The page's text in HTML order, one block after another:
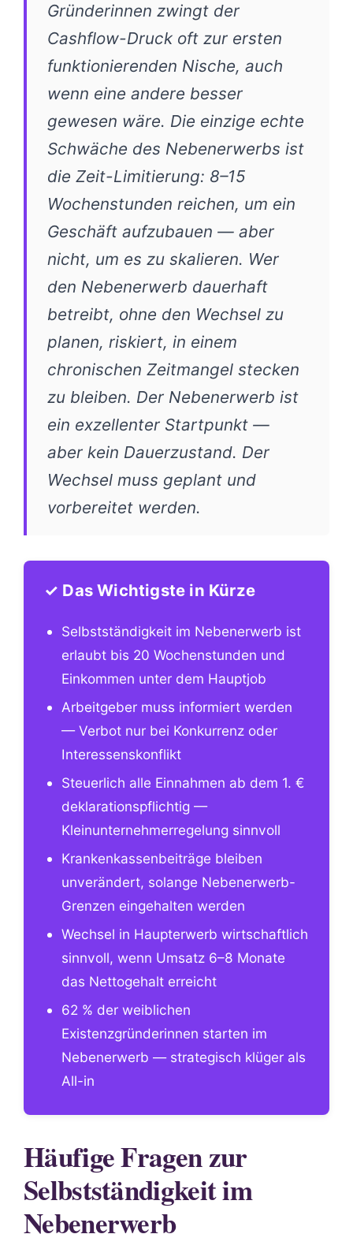
Gründerinnen zwingt der
Cashflow-Druck oft zur ersten
funktionierenden Nische, auch
wenn eine andere besser
gewesen wäre. Die einzige echte
Schwäche des Nebenerwerbs ist
die Zeit-Limitierung: 8–15
Wochenstunden reichen, um ein
Geschäft aufzubauen — aber
nicht, um es zu skalieren. Wer
den Nebenerwerb dauerhaft
betreibt, ohne den Wechsel zu
planen, riskiert, in einem
chronischen Zeitmangel stecken
zu bleiben. Der Nebenerwerb ist
ein exzellenter Startpunkt —
aber kein Dauerzustand. Der
Wechsel muss geplant und
vorbereitet werden.
✓ Das Wichtigste in Kürze
Selbstständigkeit im Nebenerwerb ist
erlaubt bis 20 Wochenstunden und
Einkommen unter dem Hauptjob
Arbeitgeber muss informiert werden
— Verbot nur bei Konkurrenz oder
Interessenskonflikt
Steuerlich alle Einnahmen ab dem 1. €
deklarationspflichtig —
Kleinunternehmerregelung sinnvoll
Krankenkassenbeiträge bleiben
unverändert, solange Nebenerwerb-
Grenzen eingehalten werden
Wechsel in Haupterwerb wirtschaftlich
sinnvoll, wenn Umsatz 6–8 Monate
das Nettogehalt erreicht
62 % der weiblichen
Existenzgründerinnen starten im
Nebenerwerb — strategisch klüger als
All-in
Häufige Fragen zur
Selbstständigkeit im
Nebenerwerb